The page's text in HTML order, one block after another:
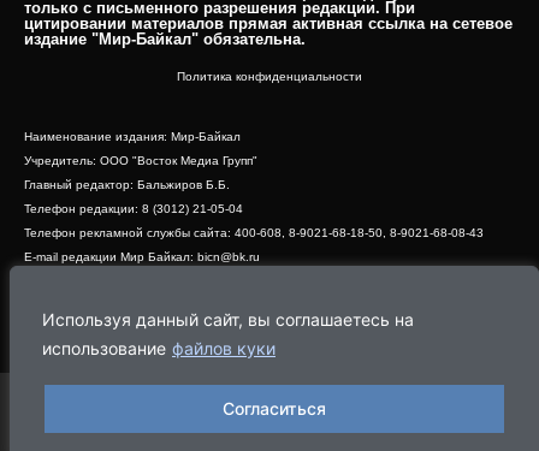
Используя данный сайт, вы соглашаетесь на
использование файлов куки
Согласиться
только с письменного разрешения редакции. При
цитировании материалов прямая активная ссылка на сетевое
издание "Мир-Байкал" обязательна.​
Политика конфиденциальности
Наименование издания: Мир-Байкал
Учредитель: ООО "Восток Медиа Групп"
Главный редактор: Бальжиров Б.Б.
Телефон редакции: 8 (3012) 21-05-04
Телефон рекламной службы сайта: 400-608, 8-9021-68-18-50, 8-9021-68-08-43
E-mail редакции Мир Байкал: bicn@bk.ru
Адрес редакции: 670000, г. Улан-Удэ, ул. Профсоюзная, дом 44, офис 1